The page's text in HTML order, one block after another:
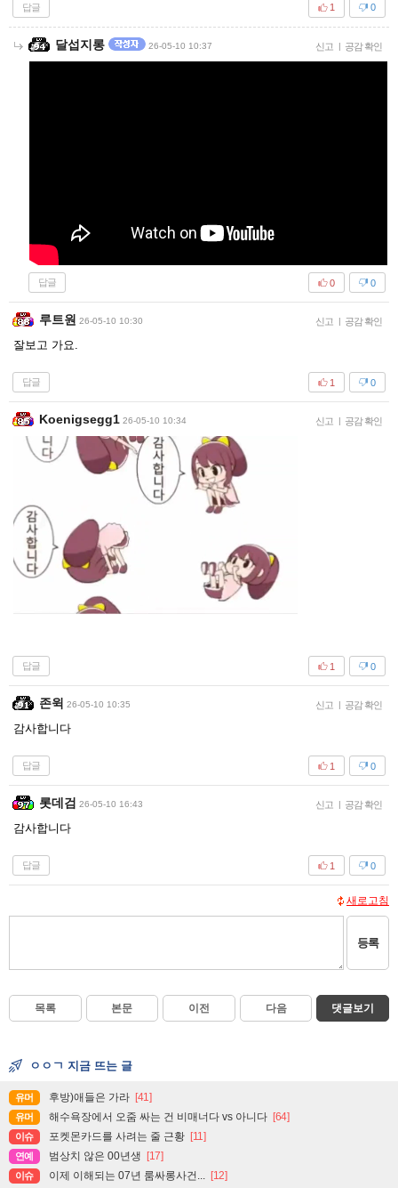
답글 0
1
달섭지롱 26-05-10 10:37 신고 | 공감 확인
답글 0
0
루트원 26-05-10 10:30 신고 | 공감 확인
잘보고 가요.
답글 0
1
Koenigsegg1 26-05-10 10:34 신고 | 공감 확인
답글 0
1
존윅 26-05-10 10:35 신고 | 공감 확인
감사합니다
답글 0
1
롯데검 26-05-10 16:43 신고 | 공감 확인
감사합니다
답글 0
1
새로고침
등록
목록 본문 이전 다음 댓글보기
ㅇㅇㄱ 지금 뜨는 글
유머 후방)애들은 가라 [41]
유머 해수욕장에서 오줌 싸는 건 비매너다 vs 아니다 [64]
이슈 포켓몬카드를 사려는 줄 근황 [11]
연예 범상치 않은 00년생 [17]
이슈 이제 이해되는 07년 룸싸롱사건... [12]